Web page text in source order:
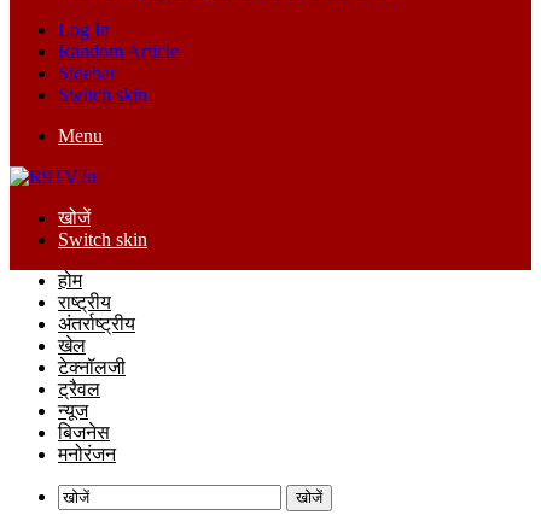
Log In
Random Article
Sidebar
Switch skin
Menu
खोजें
Switch skin
होम
राष्ट्रीय
अंतर्राष्ट्रीय
खेल
टेक्नॉलजी
ट्रैवल
न्यूज
बिजनेस
मनोरंजन
खोजें